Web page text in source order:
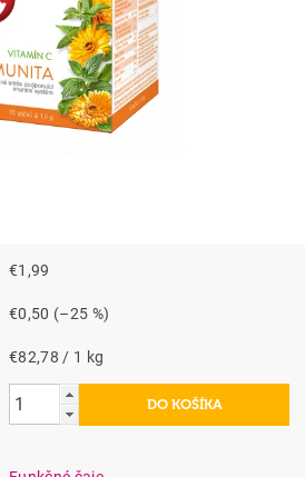
€1,99
€0,50 (–25 %)
€82,78 / 1 kg